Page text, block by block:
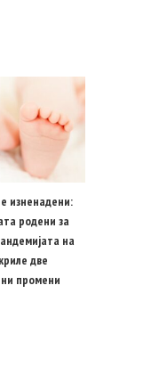
изненадени:
родени за
на
две
промени